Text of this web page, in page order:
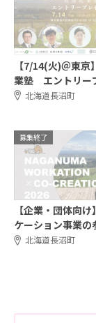
【7/14(火)＠東京
業塾 エントリー
北海道長沼町
募集終了
【企業・団体向
ケーション事業の
です♪
北海道長沼町